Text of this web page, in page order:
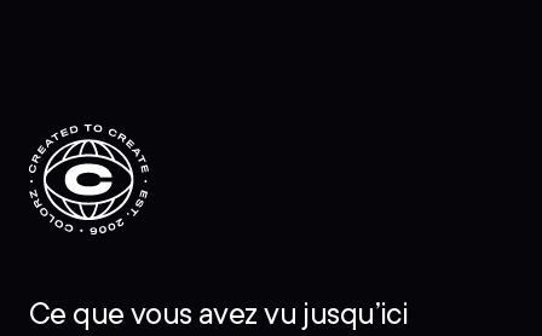
Ce que vous avez vu jusqu’ici